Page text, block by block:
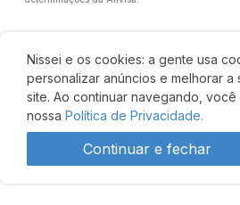
R$ 128,81
Nissei e os cookies: a gente usa
personalizar anúncios e melhorar a
site. Ao continuar navegando,
nossa Política de Privacidade.
Continuar e fechar